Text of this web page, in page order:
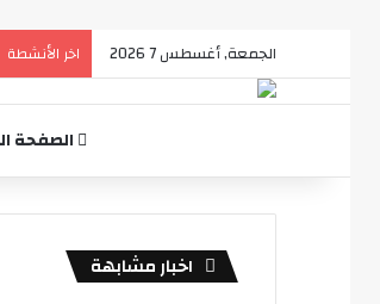
الجمعة, أغسطس 7 2026 اخر الأنشطة
الصفحة
اخبار مشابهة